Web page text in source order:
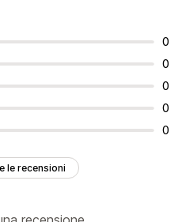
0
0
0
0
0
le recensioni